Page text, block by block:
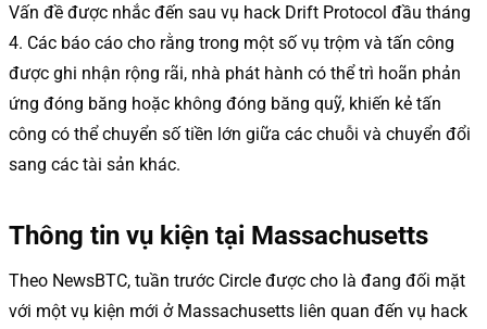
Vấn đề được nhắc đến sau vụ hack Drift Protocol đầu tháng
4. Các báo cáo cho rằng trong một số vụ trộm và tấn công
được ghi nhận rộng rãi, nhà phát hành có thể trì hoãn phản
ứng đóng băng hoặc không đóng băng quỹ, khiến kẻ tấn
công có thể chuyển số tiền lớn giữa các chuỗi và chuyển đổi
sang các tài sản khác.
Thông tin vụ kiện tại Massachusetts
Theo NewsBTC, tuần trước Circle được cho là đang đối mặt
với một vụ kiện mới ở Massachusetts liên quan đến vụ hack